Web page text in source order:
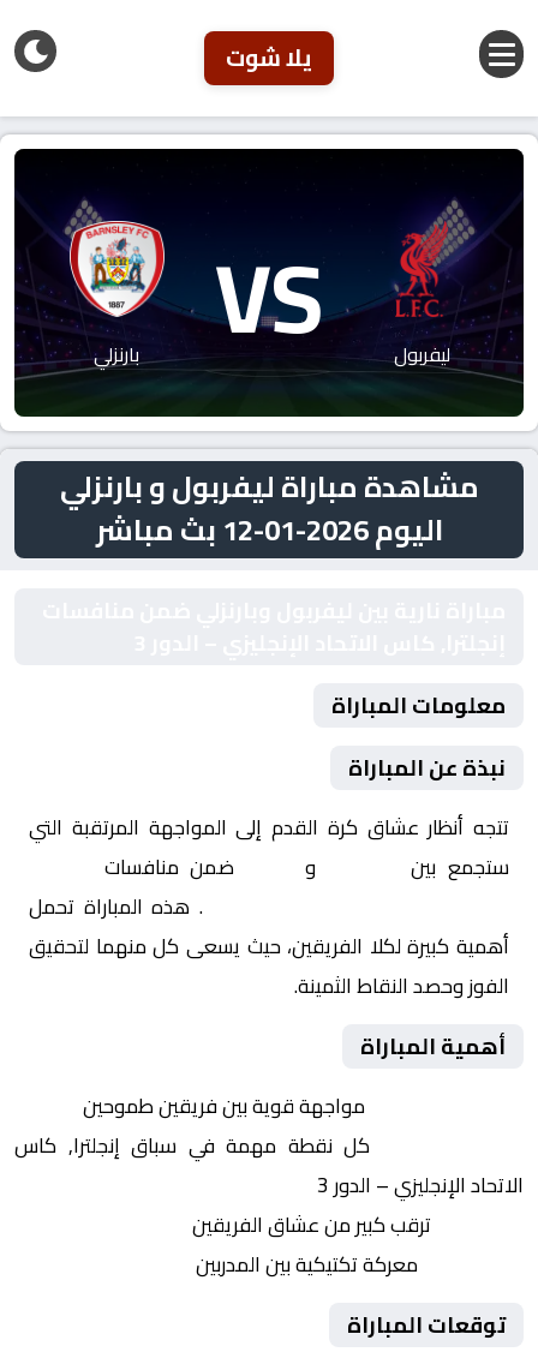
يلا شوت
ليفربول VS بارنزلي
مشاهدة مباراة ليفربول و بارنزلي
اليوم 2026-01-12 بث مباشر
معلومات المباراة
نبذة عن المباراة
تتجه أنظار عشاق كرة القدم إلى المواجهة المرتقبة التي
ستجمع بين
و ضمن منافسات
. هذه المباراة تحمل
أهمية كبيرة لكلا الفريقين، حيث يسعى كل منهما لتحقيق
الفوز وحصد النقاط الثمينة.
أهمية المباراة
مواجهة قوية بين فريقين طموحين
كل نقطة مهمة في سباق إنجلترا, كاس
الاتحاد الإنجليزي – الدور 3
ترقب كبير من عشاق الفريقين
معركة تكتيكية بين المدربين
توقعات المباراة